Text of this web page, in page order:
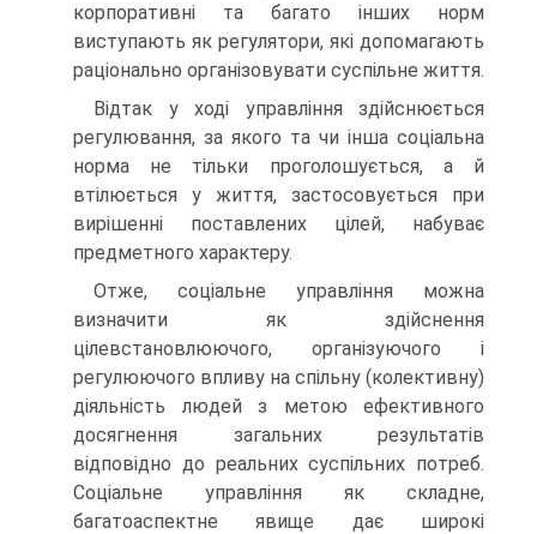
корпоративні та багато інших норм
виступають як регулятори, які допомагають
раціонально організовувати суспільне життя.
Відтак у ході управління здійснюється
регулювання, за якого та чи інша соціальна
норма не тільки проголошується, а й
втілюється у життя, застосовується при
вирішенні поставлених цілей, набуває
предметного характеру.
Отже, соціальне управління можна
визначити як здійснення
цілевстановлюючого, організуючого і
регулюючого впливу на спільну (колективну)
діяльність людей з метою ефективного
досягнення загальних результатів
відповідно до реальних суспільних потреб.
Соціальне управління як складне,
багатоаспектне явище дає широкі